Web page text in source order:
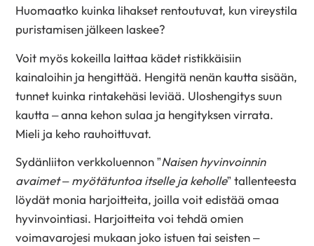
Huomaatko kuinka lihakset rentoutuvat, kun vireystila
puristamisen jälkeen laskee?
Voit myös kokeilla laittaa kädet ristikkäisiin
kainaloihin ja hengittää. Hengitä nenän kautta sisään,
tunnet kuinka rintakehäsi leviää. Uloshengitys suun
kautta – anna kehon sulaa ja hengityksen virrata.
Mieli ja keho rauhoittuvat.
Sydänliiton verkkoluennon ”Naisen hyvinvoinnin
avaimet – myötätuntoa itselle ja keholle” tallenteesta
löydät monia harjoitteita, joilla voit edistää omaa
hyvinvointiasi. Harjoitteita voi tehdä omien
voimavarojesi mukaan joko istuen tai seisten –